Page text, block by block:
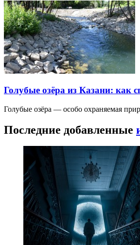
Голубые озёра из Казани: как
Голубые озёра — особо охраняемая
Последние добавленные